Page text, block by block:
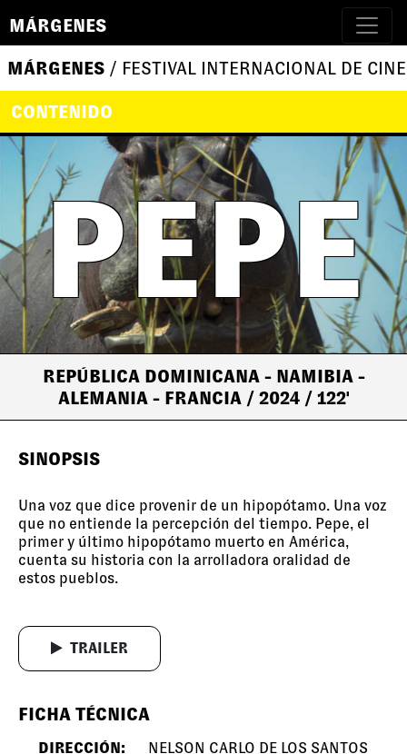
MÁRGENES
MÁRGENES / FESTIVAL INTERNACIONAL DE
CONTENIDO
PEPE
REPÚBLICA DOMINICANA - NAMIBIA -
ALEMANIA - FRANCIA / 2024 / 122'
SINOPSIS
Una voz que dice provenir de un hipopótamo. Una voz
que no entiende la percepción del tiempo. Pepe, el
primer y último hipopótamo muerto en América,
cuenta su historia con la arrolladora oralidad de
estos pueblos.
TRAILER
FICHA TÉCNICA
DIRECCIÓN:
NELSON CARLO DE LOS SANTOS